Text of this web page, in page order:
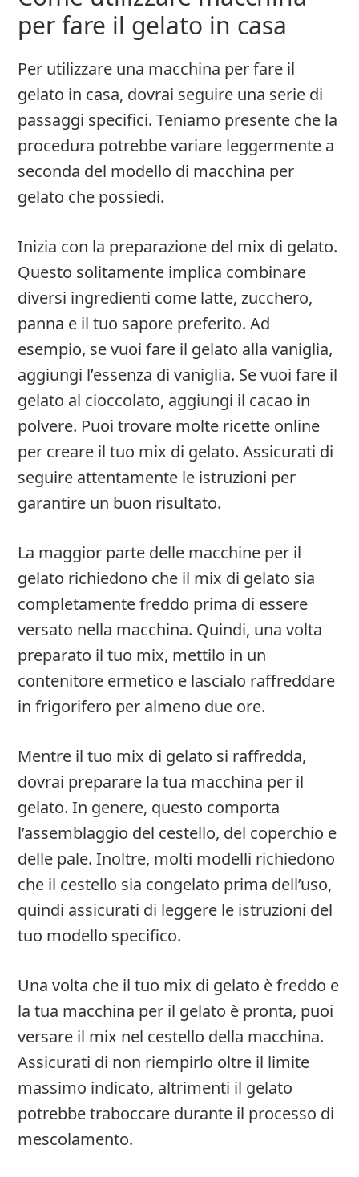
per fare il gelato in casa
Per utilizzare una macchina per fare il
gelato in casa, dovrai seguire una serie di
passaggi specifici. Teniamo presente che la
procedura potrebbe variare leggermente a
seconda del modello di macchina per
gelato che possiedi.
Inizia con la preparazione del mix di gelato.
Questo solitamente implica combinare
diversi ingredienti come latte, zucchero,
panna e il tuo sapore preferito. Ad
esempio, se vuoi fare il gelato alla vaniglia,
aggiungi l’essenza di vaniglia. Se vuoi fare il
gelato al cioccolato, aggiungi il cacao in
polvere. Puoi trovare molte ricette online
per creare il tuo mix di gelato. Assicurati di
seguire attentamente le istruzioni per
garantire un buon risultato.
La maggior parte delle macchine per il
gelato richiedono che il mix di gelato sia
completamente freddo prima di essere
versato nella macchina. Quindi, una volta
preparato il tuo mix, mettilo in un
contenitore ermetico e lascialo raffreddare
in frigorifero per almeno due ore.
Mentre il tuo mix di gelato si raffredda,
dovrai preparare la tua macchina per il
gelato. In genere, questo comporta
l’assemblaggio del cestello, del coperchio e
delle pale. Inoltre, molti modelli richiedono
che il cestello sia congelato prima dell’uso,
quindi assicurati di leggere le istruzioni del
tuo modello specifico.
Una volta che il tuo mix di gelato è freddo e
la tua macchina per il gelato è pronta, puoi
versare il mix nel cestello della macchina.
Assicurati di non riempirlo oltre il limite
massimo indicato, altrimenti il gelato
potrebbe traboccare durante il processo di
mescolamento.